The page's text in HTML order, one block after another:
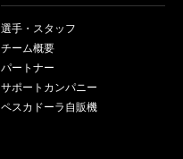
選手・スタッフ
チーム概要
パートナー
サポートカンパニー
ペスカドーラ自販機